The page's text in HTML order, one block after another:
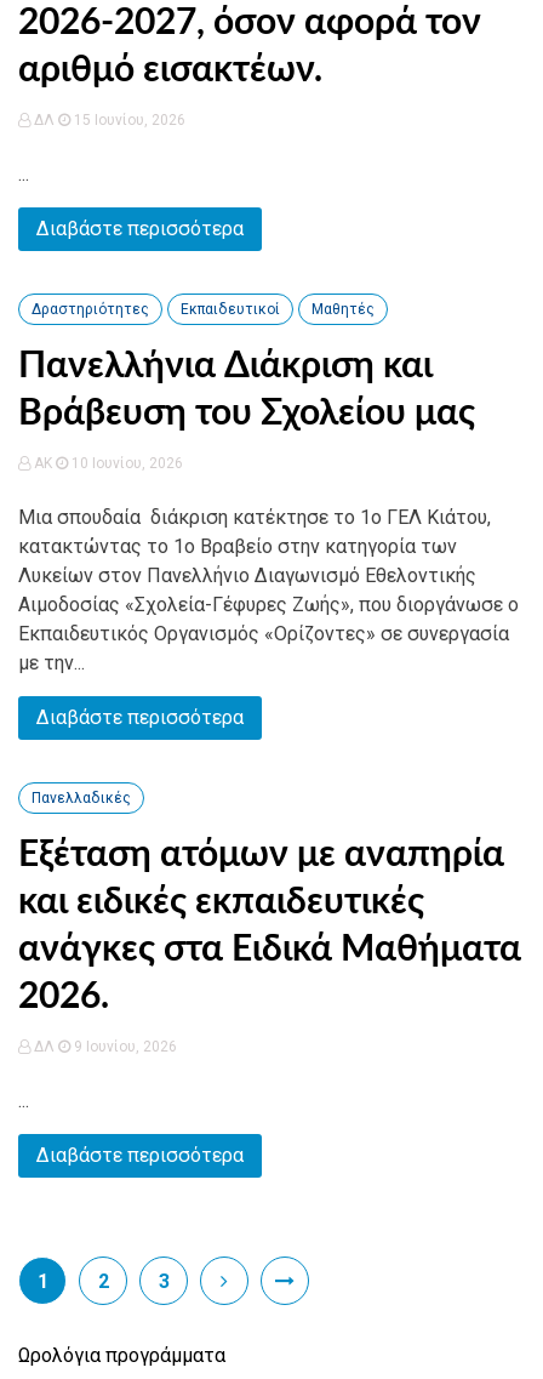
2026-2027, όσον αφορά τον
αριθμό εισακτέων.
ΔΛ 15 Ιουνίου, 2026
...
Διαβάστε περισσότερα
Δραστηριότητες Εκπαιδευτικοί Μαθητές
Πανελλήνια Διάκριση και
Βράβευση του Σχολείου μας
AK 10 Ιουνίου, 2026
Μια σπουδαία διάκριση κατέκτησε το 1ο ΓΕΛ Κιάτου,
κατακτώντας το 1ο Βραβείο στην κατηγορία των
Λυκείων στον Πανελλήνιο Διαγωνισμό Εθελοντικής
Αιμοδοσίας «Σχολεία-Γέφυρες Ζωής», που διοργάνωσε ο
Εκπαιδευτικός Οργανισμός «Ορίζοντες» σε συνεργασία
με την...
Διαβάστε περισσότερα
Πανελλαδικές
Εξέταση ατόμων με αναπηρία
και ειδικές εκπαιδευτικές
ανάγκες στα Ειδικά Μαθήματα
2026.
ΔΛ 9 Ιουνίου, 2026
...
Διαβάστε περισσότερα
1 2 3
Ωρολόγια προγράμματα